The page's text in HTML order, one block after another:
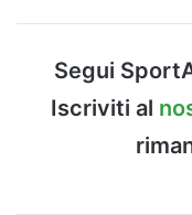
Segui
Iscriviti al